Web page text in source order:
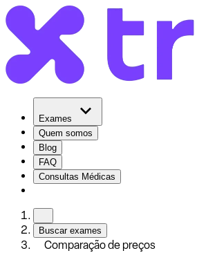
Exames
Quem somos
Blog
FAQ
Consultas Médicas
Buscar exames
Comparação de preços